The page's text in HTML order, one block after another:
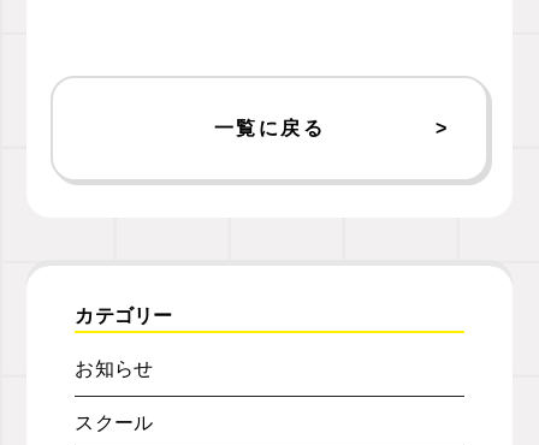
一覧に戻る
カテゴリー
お知らせ
スクール